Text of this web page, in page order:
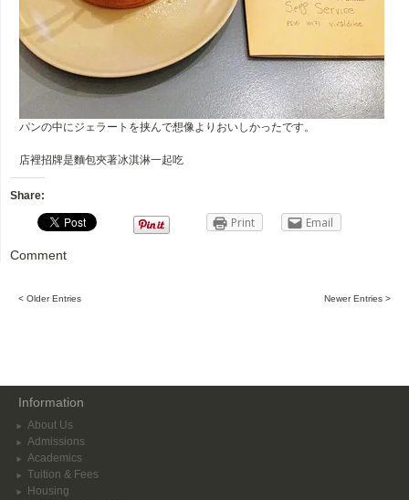
パンの中にジェラートを挟んで想像よりおいしかったです。
店裡招牌是麵包夾著冰淇淋一起吃
Share:
Print Email
Comment
< Older Entries Newer Entries >
Information
About Us
Admissions
Academics
Tuition & Fees
Housing